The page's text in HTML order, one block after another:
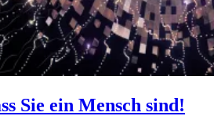
Sie ein Mensch sind!